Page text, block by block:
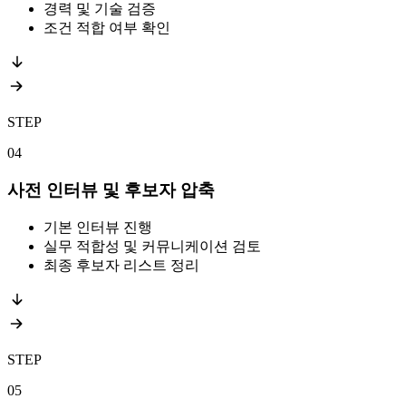
경력 및 기술 검증
조건 적합 여부 확인
STEP
04
사전 인터뷰 및 후보자 압축
기본 인터뷰 진행
실무 적합성 및 커뮤니케이션 검토
최종 후보자 리스트 정리
STEP
05